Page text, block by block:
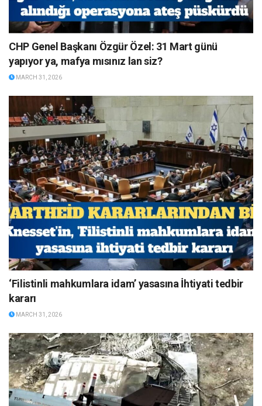
CHP Genel Başkanı Özgür Özel: 31 Mart günü
yapıyor ya, mafya mısınız lan siz?
MARCH 31, 2026
‘Filistinli mahkumlara idam’ yasasına İhtiyati tedbir
kararı
MARCH 31, 2026